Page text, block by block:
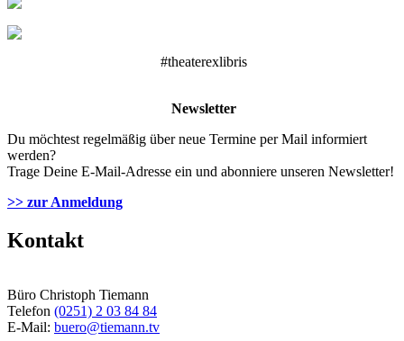
#theaterexlibris
Newsletter
Du möchtest regelmäßig über neue Termine per Mail informiert
werden?
Trage Deine E-Mail-Adresse ein und abonniere unseren Newsletter!
>> zur Anmeldung
Kontakt
Büro Christoph Tiemann
Telefon (0251) 2 03 84 84
E-Mail: buero@tiemann.tv